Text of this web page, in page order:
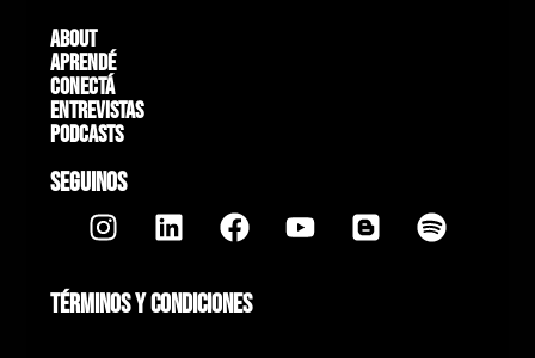
About
Aprendé
Conectá
Entrevistas
Podcasts
SEGUINOS
TÉRMINOS Y CONDICIONES